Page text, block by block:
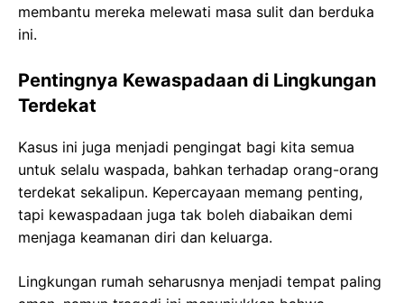
membantu mereka melewati masa sulit dan berduka
ini.
Pentingnya Kewaspadaan di Lingkungan
Terdekat
Kasus ini juga menjadi pengingat bagi kita semua
untuk selalu waspada, bahkan terhadap orang-orang
terdekat sekalipun. Kepercayaan memang penting,
tapi kewaspadaan juga tak boleh diabaikan demi
menjaga keamanan diri dan keluarga.
Lingkungan rumah seharusnya menjadi tempat paling